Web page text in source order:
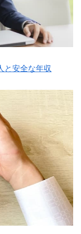
と安全な年収